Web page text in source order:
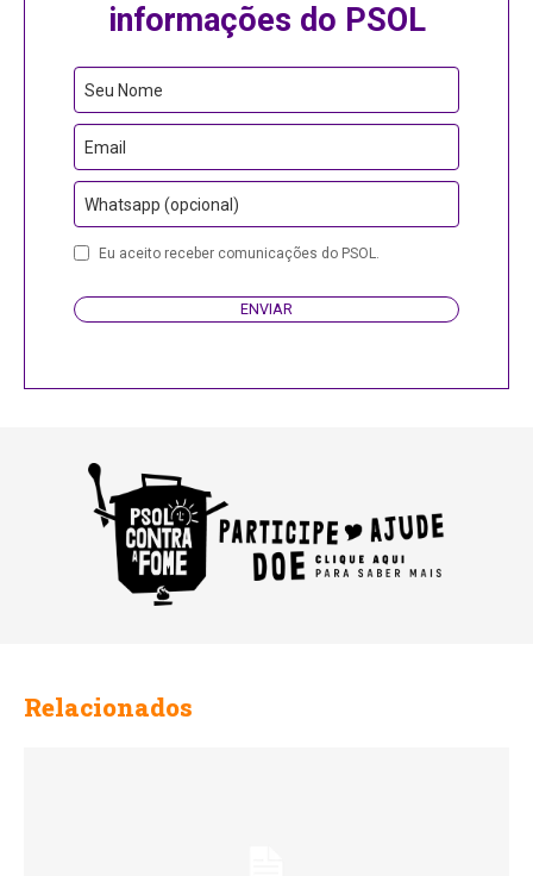
informações do PSOL
Seu Nome
Email
Whatsapp (opcional)
Company
Eu aceito receber comunicações do PSOL.
ENVIAR
Relacionados